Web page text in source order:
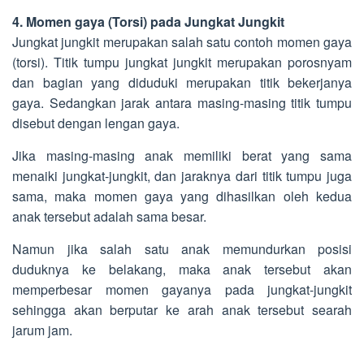
4. Momen gaya (Torsi) pada Jungkat Jungkit
Jungkat jungkit merupakan salah satu contoh momen gaya
(torsi). Titik tumpu jungkat jungkit merupakan porosnyam
dan bagian yang diduduki merupakan titik bekerjanya
gaya. Sedangkan jarak antara masing-masing titik tumpu
disebut dengan lengan gaya.
Jika masing-masing anak memiliki berat yang sama
menaiki jungkat-jungkit, dan jaraknya dari titik tumpu juga
sama, maka momen gaya yang dihasilkan oleh kedua
anak tersebut adalah sama besar.
Namun jika salah satu anak memundurkan posisi
duduknya ke belakang, maka anak tersebut akan
memperbesar momen gayanya pada jungkat-jungkit
sehingga akan berputar ke arah anak tersebut searah
jarum jam.